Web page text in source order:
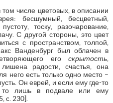
числе цветовых, в описании
бесшумный, бесцветный,
тоску, разочарование,
С другой стороны, это цвет
с пространством, толпой,
Ванденбург был облачен в
егоскрытость
радости, счастья, она
него есть только одно место –
Он еврей, и если ему где-то
то лишь в подвале или ему
c. 230].